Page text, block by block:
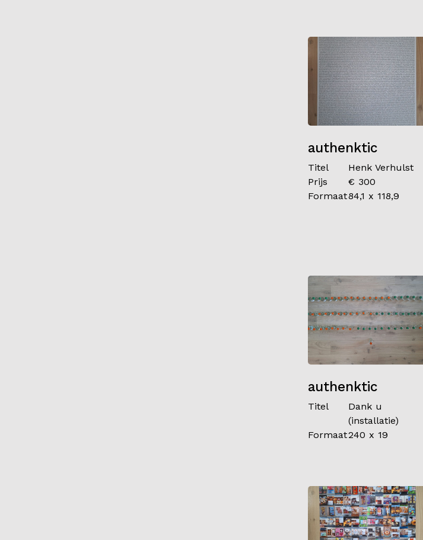
authenktic
Titel
Henk Verhulst
Prijs
€ 300
Formaat84,1 x 118,9
authenktic
Titel
Dank u
(installatie)
Formaat240 x 19